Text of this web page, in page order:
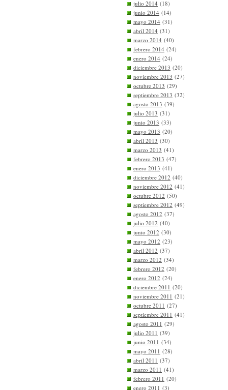
julio 2014 (18)
junio 2014 (14)
mayo 2014 (31)
abril 2014 (31)
marzo 2014 (40)
febrero 2014 (24)
enero 2014 (24)
diciembre 2013 (20)
noviembre 2013 (27)
octubre 2013 (29)
septiembre 2013 (32)
agosto 2013 (39)
julio 2013 (31)
junio 2013 (33)
mayo 2013 (20)
abril 2013 (30)
marzo 2013 (41)
febrero 2013 (47)
enero 2013 (41)
diciembre 2012 (40)
noviembre 2012 (41)
octubre 2012 (50)
septiembre 2012 (49)
agosto 2012 (37)
julio 2012 (40)
junio 2012 (30)
mayo 2012 (23)
abril 2012 (37)
marzo 2012 (34)
febrero 2012 (20)
enero 2012 (24)
diciembre 2011 (20)
noviembre 2011 (21)
octubre 2011 (27)
septiembre 2011 (41)
agosto 2011 (29)
julio 2011 (39)
junio 2011 (34)
mayo 2011 (28)
abril 2011 (37)
marzo 2011 (41)
febrero 2011 (20)
enero 2011 (3)